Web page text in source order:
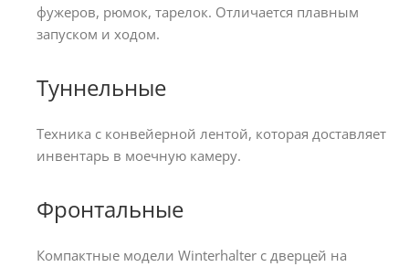
фужеров, рюмок, тарелок. Отличается плавным
запуском и ходом.
Туннельные
Техника с конвейерной лентой, которая доставляет
инвентарь в моечную камеру.
Фронтальные
Компактные модели Winterhalter с дверцей на